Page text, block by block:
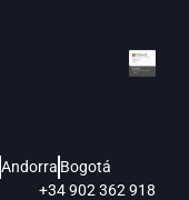
Andorra Bogotá
+34 902 362 918